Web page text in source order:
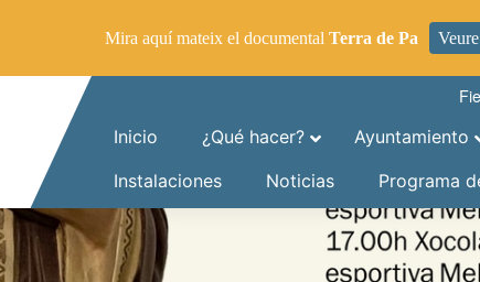
Inicio
¿Qué hacer? Ayuntamiento
Instalaciones
Noticias Programa
Mira aquí mateix el documental Terra de Pa Veure